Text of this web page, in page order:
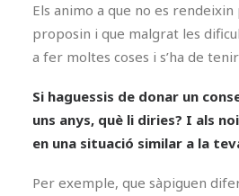
Els animo a que no es
proposin i que malgrat les
a fer moltes coses i s’ha de
Si haguessis de donar un
uns anys, què li diries? I als
en una situació similar a la
Per exemple, que sàpiguen